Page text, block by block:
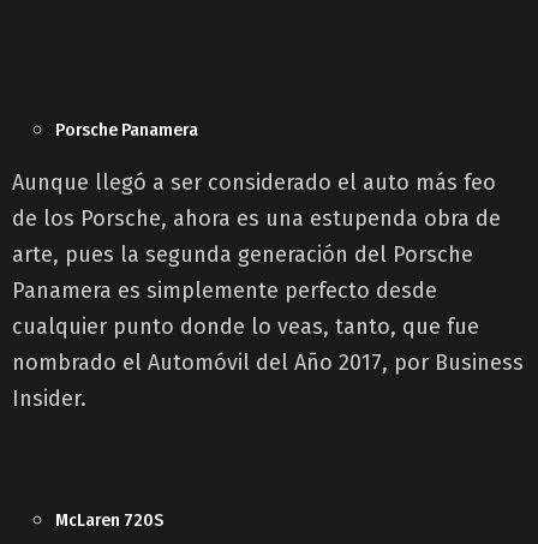
Porsche Panamera
Aunque llegó a ser considerado el auto más feo
de los Porsche, ahora es una estupenda obra de
arte, pues la segunda generación del Porsche
Panamera es simplemente perfecto desde
cualquier punto donde lo veas, tanto, que fue
nombrado el Automóvil del Año 2017, por Business
Insider.
McLaren 720S